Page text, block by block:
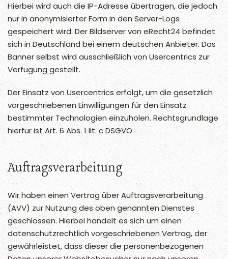
Hierbei wird auch die IP-Adresse übertragen, die jedoch
nur in anonymisierter Form in den Server-Logs
gespeichert wird. Der Bildserver von eRecht24 befindet
sich in Deutschland bei einem deutschen Anbieter. Das
Banner selbst wird ausschließlich von Usercentrics zur
Verfügung gestellt.
Der Einsatz von Usercentrics erfolgt, um die gesetzlich
vorgeschriebenen Einwilligungen für den Einsatz
bestimmter Technologien einzuholen. Rechtsgrundlage
hierfür ist Art. 6 Abs. 1 lit. c DSGVO.
Auftragsverarbeitung
Wir haben einen Vertrag über Auftragsverarbeitung
(AVV) zur Nutzung des oben genannten Dienstes
geschlossen. Hierbei handelt es sich um einen
datenschutzrechtlich vorgeschriebenen Vertrag, der
gewährleistet, dass dieser die personenbezogenen